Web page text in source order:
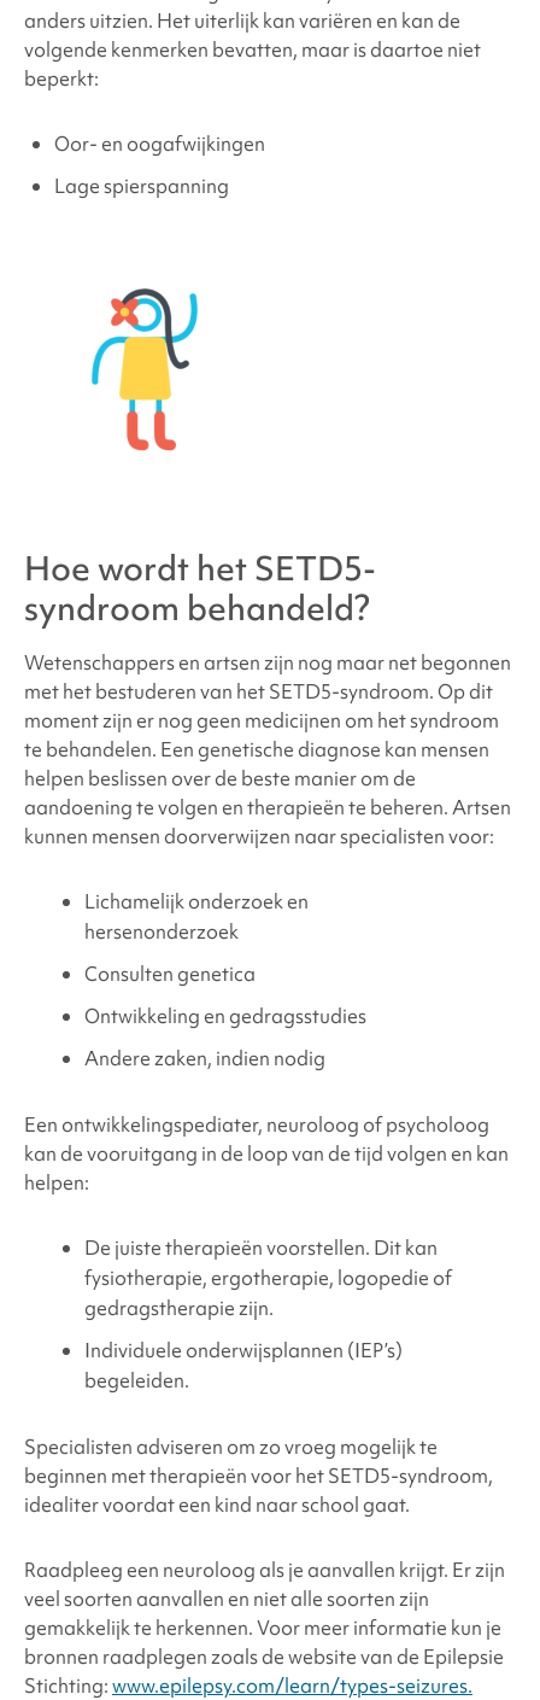
anders uitzien. Het uiterlijk kan variëren en kan de
volgende kenmerken bevatten, maar is daartoe niet
beperkt:
Oor- en oogafwijkingen
Lage spierspanning
Hoe wordt het SETD5-
syndroom behandeld?
Wetenschappers en artsen zijn nog maar net begonnen
met het bestuderen van het SETD5-syndroom. Op dit
moment zijn er nog geen medicijnen om het syndroom
te behandelen. Een genetische diagnose kan mensen
helpen beslissen over de beste manier om de
aandoening te volgen en therapieën te beheren. Artsen
kunnen mensen doorverwijzen naar specialisten voor:
Lichamelijk onderzoek en
hersenonderzoek
Consulten genetica
Ontwikkeling en gedragsstudies
Andere zaken, indien nodig
Een ontwikkelingspediater, neuroloog of psycholoog
kan de vooruitgang in de loop van de tijd volgen en kan
helpen:
De juiste therapieën voorstellen. Dit kan
fysiotherapie, ergotherapie, logopedie of
gedragstherapie zijn.
Individuele onderwijsplannen (IEP’s)
begeleiden.
Specialisten adviseren om zo vroeg mogelijk te
beginnen met therapieën voor hetSETD5-syndroom,
idealiter voordat een kind naar school gaat.
Raadpleeg een neuroloog als je aanvallen krijgt. Er zijn
veel soorten aanvallen en niet alle soorten zijn
gemakkelijk te herkennen. Voor meer informatie kun je
bronnen raadplegen zoals de website van de Epilepsie
Stichting:www.epilepsy.com/learn/types-seizures.